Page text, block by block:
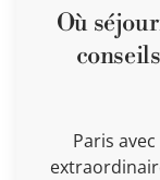
Où
Paris